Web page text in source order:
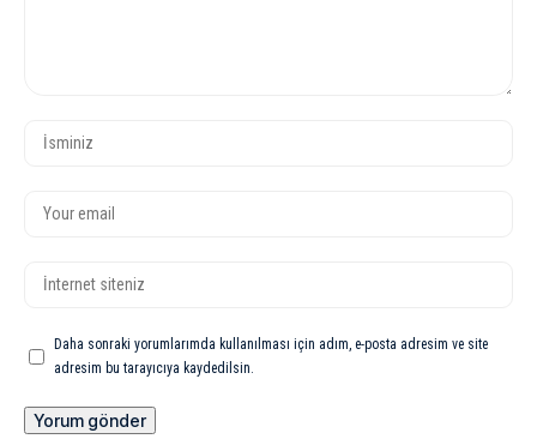
Daha sonraki yorumlarımda kullanılması için adım, e-posta adresim ve site
adresim bu tarayıcıya kaydedilsin.